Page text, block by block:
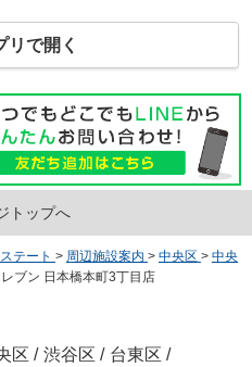
リで開く
トップへ
テート > 周辺施設案内 > 中央区 > 中央
ブン 日本橋本町3丁目店
区 / 渋谷区 / 台東区 /